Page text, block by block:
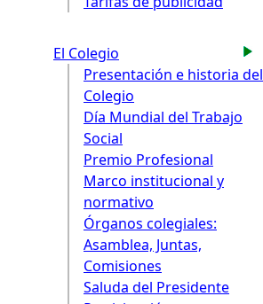
El Colegio
Presentación e historia del
Colegio
Día Mundial del Trabajo
Social
Premio Profesional
Marco institucional y
normativo
Órganos colegiales:
Asamblea, Juntas,
Comisiones
Saluda del Presidente